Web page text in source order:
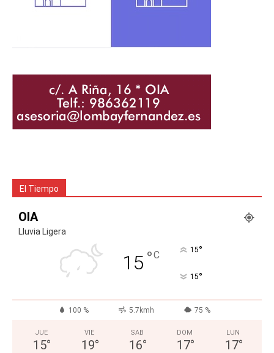
El Tiempo
OIA
Lluvia Ligera
15 °C 15°
15°
100 % 5.7kmh 75 %
JUE
15°
VIE
19°
SAB
16°
DOM
17°
LUN
17°